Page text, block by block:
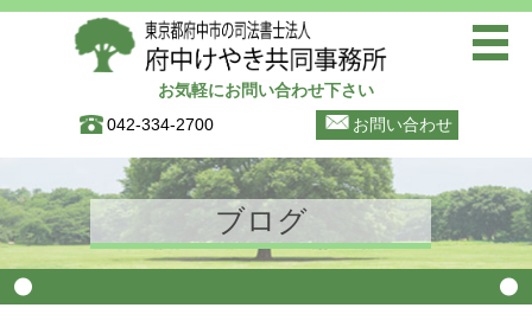
トップページ
事務所案内(寿町事務所)
事務所案内(晴見町商店街事務
お気軽にお問い合わせ下さい
042-334-2700
お問い合わせ
ブログ